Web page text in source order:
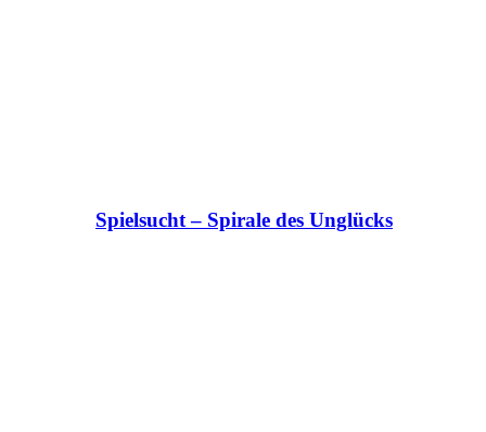
Spielsucht – Spirale des Unglücks